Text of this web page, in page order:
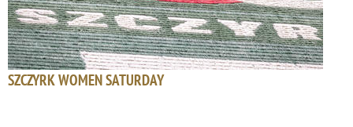
SZCZYRK WOMEN SATURDAY